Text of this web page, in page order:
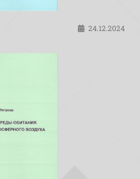
24.12.2024